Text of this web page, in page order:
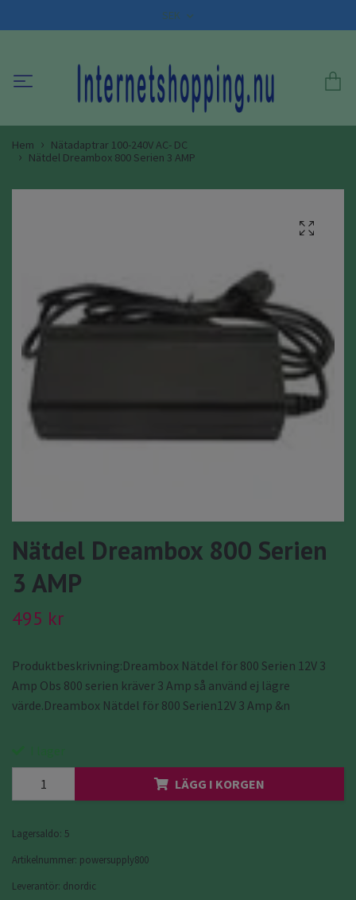
SEK
Hem
Nätadaptrar 100-240V AC- DC
Nätdel Dreambox 800 Serien 3 AMP
Nätdel Dreambox 800 Serien
3 AMP
495 kr
Produktbeskrivning:Dreambox Nätdel för 800 Serien 12V 3
Amp Obs 800 serien kräver 3 Amp så använd ej lägre
värde.Dreambox Nätdel för 800 Serien12V 3 Amp &n
LÄGG I KORGEN
Lagersaldo: 5
Artikelnummer: powersupply800
Leverantör: dnordic